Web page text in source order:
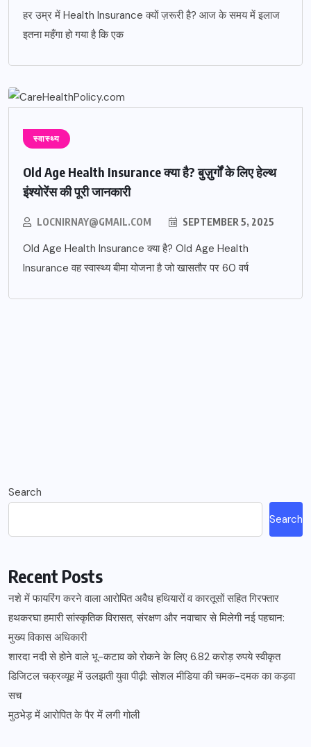
हर उम्र में Health Insurance क्यों ज़रूरी है? आज के समय में इलाज
इतना महँगा हो गया है कि एक
स्वास्थ्य
Old Age Health Insurance क्या है? बुज़ुर्गों के लिए हेल्थ
इंश्योरेंस की पूरी जानकारी
LOCNIRNAY@GMAIL.COM SEPTEMBER 5, 2025
Old Age Health Insurance क्या है? Old Age Health
Insurance वह स्वास्थ्य बीमा योजना है जो खासतौर पर 60 वर्ष
Search
Search
Recent Posts
नशे में फायरिंग करने वाला आरोपित अवैध हथियारों व कारतूसों सहित गिरफ्तार
हथकरघा हमारी सांस्कृतिक विरासत, संरक्षण और नवाचार से मिलेगी नई पहचान:
मुख्य विकास अधिकारी
शारदा नदी से होने वाले भू-कटाव को रोकने के लिए 6.82 करोड़ रुपये स्वीकृत
डिजिटल चक्रव्यूह में उलझती युवा पीढ़ी: सोशल मीडिया की चमक-दमक का कड़वा
सच
मुठभेड़ में आरोपित के पैर में लगी गोली